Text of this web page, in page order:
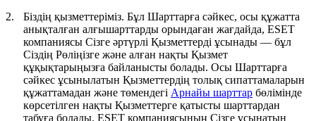
2.
Біздің қызметтеріміз. Бұл Шарттарға сәйкес, осы құжатта
анықталған алғышарттарды орындаған жағдайда, ESET
компаниясы Сізге әртүрлі Қызметтерді ұсынады — бұл
Сіздің Рөліңізге және алған нақты Қызмет
құқықтарыңызға байланысты болады. Осы Шарттарға
сәйкес ұсынылатын Қызметтердің толық сипаттамаларын
құжаттамадан және төмендегі Арнайы шарттар бөлімінде
көрсетілген нақты Қызметтерге қатысты шарттардан
табуға болады. ESET компаниясының Сізге ұсынатын